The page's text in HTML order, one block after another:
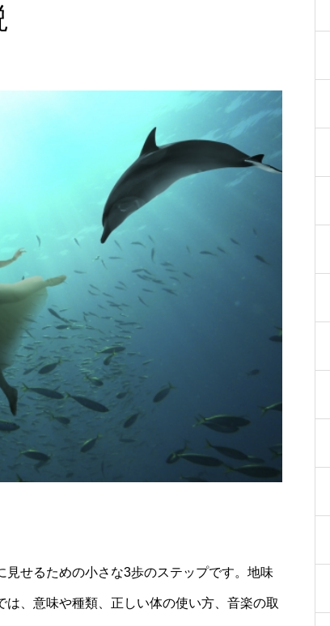
せるための小さな3歩のステップです。地味
、意味や種類、正しい体の使い方、音楽の取